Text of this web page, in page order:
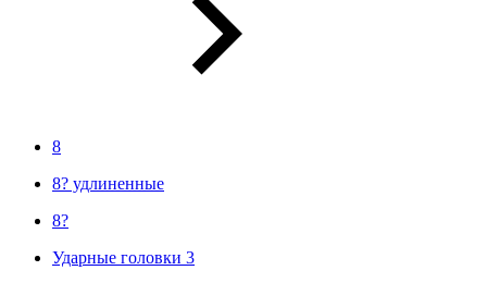
8
8? удлиненные
8?
Ударные головки 3